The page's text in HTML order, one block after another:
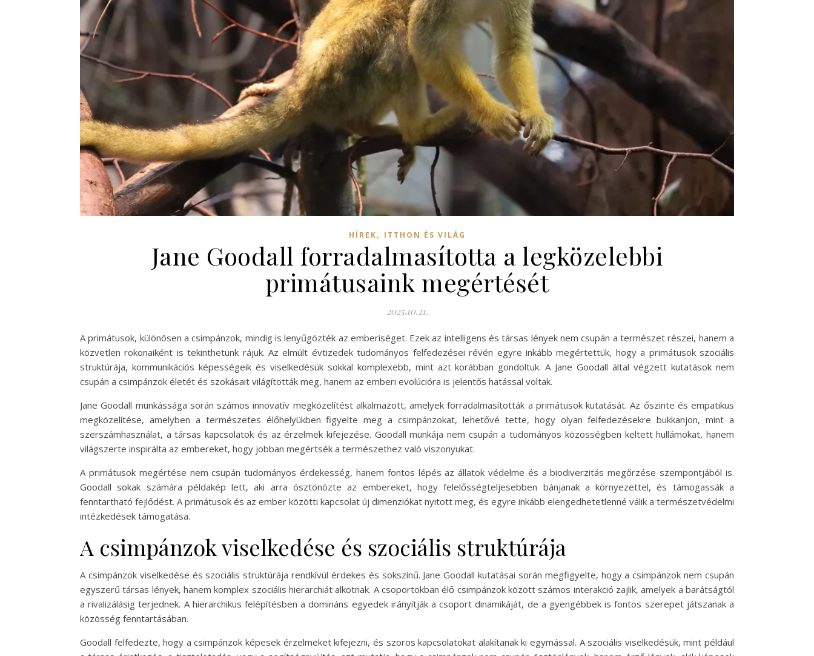
HÍREK, ITTHON ÉS VILÁG
Jane Goodall forradalmasította a legközelebbi
primátusaink megértését
2025.10.21.
A primátusok, különösen a csimpánzok, mindig is lenyűgözték az emberiséget. Ezek az intelligens és társas lények nem csupán a természet részei, hanem a
közvetlen rokonaiként is tekinthetünk rájuk. Az elmúlt évtizedek tudományos felfedezései révén egyre inkább megértettük, hogy a primátusok szociális
struktúrája, kommunikációs képességeik és viselkedésük sokkal komplexebb, mint azt korábban gondoltuk. A Jane Goodall által végzett kutatások nem
csupán a csimpánzok életét és szokásait világították meg, hanem az emberi evolúcióra is jelentős hatással voltak.
Jane Goodall munkássága során számos innovatív megközelítést alkalmazott, amelyek forradalmasították a primátusok kutatását. Az őszinte és empatikus
megközelítése, amelyben a természetes élőhelyükben figyelte meg a csimpánzokat, lehetővé tette, hogy olyan felfedezésekre bukkanjon, mint a
szerszámhasználat, a társas kapcsolatok és az érzelmek kifejezése. Goodall munkája nem csupán a tudományos közösségben keltett hullámokat, hanem
világszerte inspirálta az embereket, hogy jobban megértsék a természethez való viszonyukat.
A primátusok megértése nem csupán tudományos érdekesség, hanem fontos lépés az állatok védelme és a biodiverzitás megőrzése szempontjából is.
Goodall sokak számára példakép lett, aki arra ösztönözte az embereket, hogy felelősségteljesebben bánjanak a környezettel, és támogassák a
fenntartható fejlődést. A primátusok és az ember közötti kapcsolat új dimenziókat nyitott meg, és egyre inkább elengedhetetlenné válik a természetvédelmi
intézkedések támogatása.
A csimpánzok viselkedése és szociális struktúrája
A csimpánzok viselkedése és szociális struktúrája rendkívül érdekes és sokszínű. Jane Goodall kutatásai során megfigyelte, hogy a csimpánzok nem csupán
egyszerű társas lények, hanem komplex szociális hierarchiát alkotnak. A csoportokban élő csimpánzok között számos interakció zajlik, amelyek a barátságtól
a rivalizálásig terjednek. A hierarchikus felépítésben a domináns egyedek irányítják a csoport dinamikáját, de a gyengébbek is fontos szerepet játszanak a
közösség fenntartásában.
Goodall felfedezte, hogy a csimpánzok képesek érzelmeket kifejezni, és szoros kapcsolatokat alakítanak ki egymással. A szociális viselkedésük, mint például